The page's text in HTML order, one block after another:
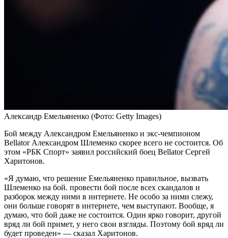
Александр Емельяненко (Фото: Getty Images)
Бой между Александром Емельяненко и экс-чемпионом
Bellator Александром Шлеменко скорее всего не состоится. Об
этом «РБК Спорт» заявил российский боец Bellator Сергей
Харитонов.
«Я думаю, что решение Емельяненко правильное, вызвать
Шлеменко на бой. провести бой после всех скандалов и
разборок между ними в интернете. Не особо за ними слежу,
они больше говорят в интернете, чем выступают. Вообще, я
думаю, что бой даже не состоится. Один ярко говорит, другой
вряд ли бой примет, у него свои взгляды. Поэтому бой вряд ли
будет проведен» — сказал Харитонов.